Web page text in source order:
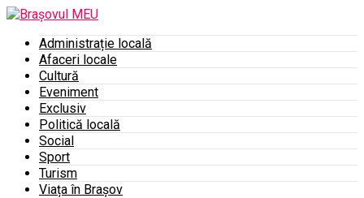
Administrație locală
Afaceri locale
Cultură
Eveniment
Exclusiv
Politică locală
Social
Sport
Turism
Viața în Brașov